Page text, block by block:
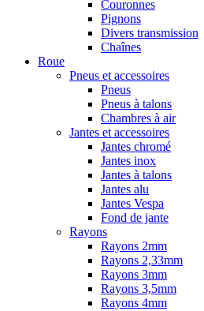
Couronnes
Pignons
Divers transmission
Chaînes
Roue
Pneus et accessoires
Pneus
Pneus à talons
Chambres à air
Jantes et accessoires
Jantes chromé
Jantes inox
Jantes à talons
Jantes alu
Jantes Vespa
Fond de jante
Rayons
Rayons 2mm
Rayons 2,33mm
Rayons 3mm
Rayons 3,5mm
Rayons 4mm